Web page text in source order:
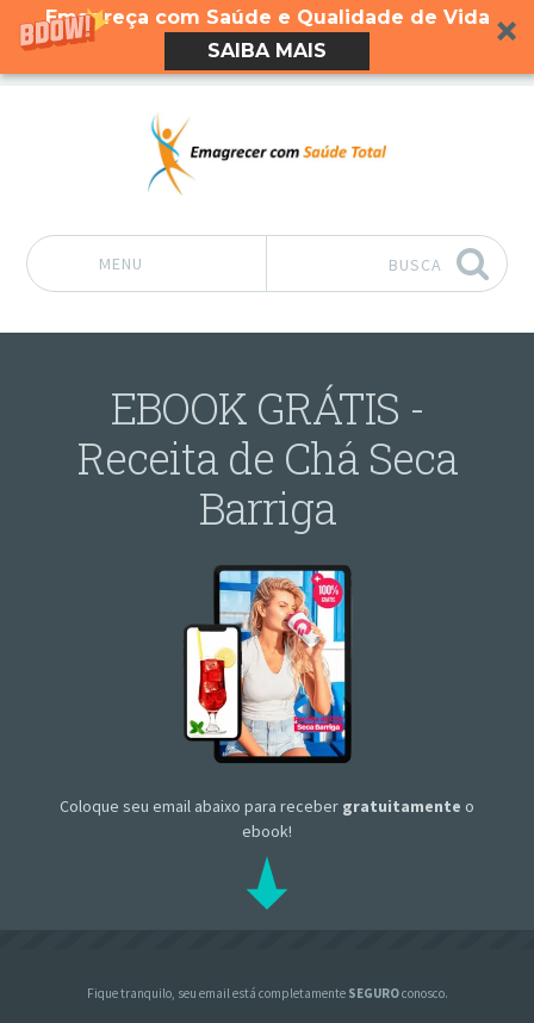
Emagreça com Saúde e Qualidade de Vida
SAIBA MAIS
MENU BUSCA
EBOOK GRÁTIS -
Receita de Chá Seca
Barriga
Coloque seu email abaixo para receber gratuitamente o
ebook!
Fique tranquilo, seu email está completamente SEGUROconosco.